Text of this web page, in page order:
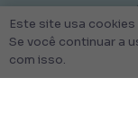
©
Este site usa
Se você continuar a
com isso.